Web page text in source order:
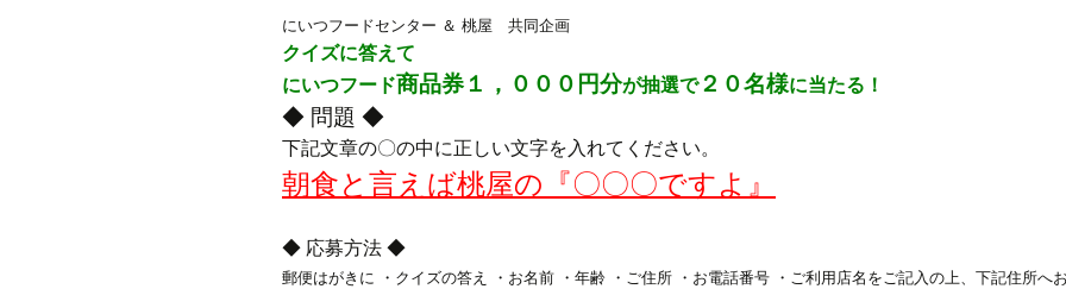
にいつフードセンター ＆ 桃屋 共同企画
クイズに答えて
にいつフード商品券１，０００円分が抽選で２０名様に当たる！
◆ 問題 ◆
下記文章の〇の中に正しい文字を入れてください。
朝食と言えば桃屋の『〇〇〇ですよ』
◆ 応募方法 ◆
郵便はがきに ・クイズの答え ・お名前 ・年齢 ・ご住所 ・お電話番号 ・ご利用店名をご記入の上、下記住所へお